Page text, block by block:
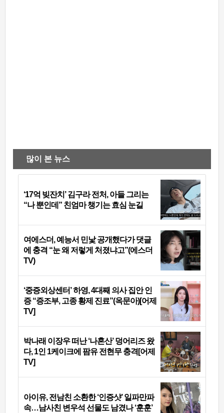
많이 본 뉴스
‘17억 빚잔치’ 김구라 전처, 아들 그리는
“나 뿐인데” 친엄마 챙기는 효심 눈길
여에스더, 예능서 민낯 공개했다가 댓글
에 충격 “눈 왜 저렇게 처졌냐고”(에스더
TV)
‘중증외상센터’ 하영, 4대째 의사 집안 인
증 “증조부, 고종 황제 진료”(옥문아)[어제
TV]
박나래 이장우 떠난 ‘나혼산’ 덩어리즈 왔
다, 1인 1케이크에 팜유 전현무 충격[어제
TV]
아이유, 전남친 소환한 ‘인증샷’ 일파만파
속…남사친 변우석 선물도 남겼나 ‘훈훈’